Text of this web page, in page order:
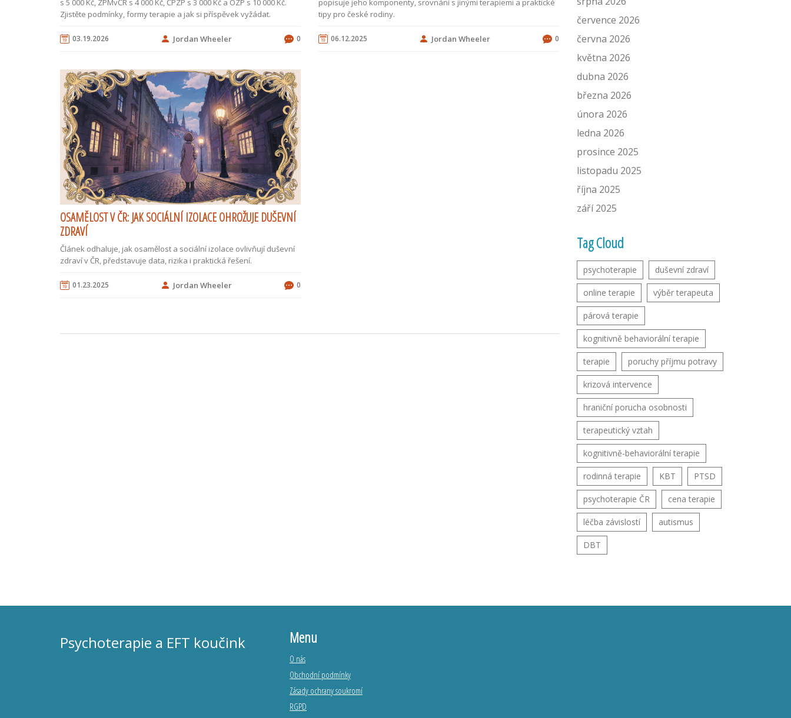
s 5 000 Kč, ZPMvČR s 4 000 Kč, ČPZP s 3 000 Kč a OZP s 10 000 Kč.
Zjistěte podmínky, formy terapie a jak si příspěvek vyžádat.
03.19.2026 Jordan Wheeler 0
popisuje jeho komponenty, srovnání s jinými terapiemi a praktické
tipy pro české rodiny.
06.12.2025 Jordan Wheeler 0
OSAMĚLOST V ČR: JAK SOCIÁLNÍ IZOLACE OHROŽUJE DUŠEVNÍ
ZDRAVÍ
Článek odhaluje, jak osamělost a sociální izolace ovlivňují duševní
zdraví v ČR, představuje data, rizika i praktická řešení.
01.23.2025 Jordan Wheeler 0
července 2026
června 2026
května 2026
dubna 2026
března 2026
února 2026
ledna 2026
prosince 2025
listopadu 2025
října 2025
září 2025
Tag Cloud
psychoterapie duševní zdraví
online terapie výběr terapeuta
párová terapie
kognitivně behaviorální terapie
terapie poruchy příjmu potravy
krizová intervence
hraniční porucha osobnosti
terapeutický vztah
kognitivně-behaviorální terapie
rodinná terapie KBT PTSD
psychoterapie ČR cena terapie
léčba závislostí autismus
DBT
Psychoterapie a EFT koučink Menu
O nás
Obchodní podmínky
Zásady ochrany soukromí
RGPD